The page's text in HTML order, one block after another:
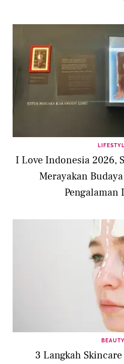
I Love Indonesia 2026,
Merayakan
BEAUTY
3 Langkah